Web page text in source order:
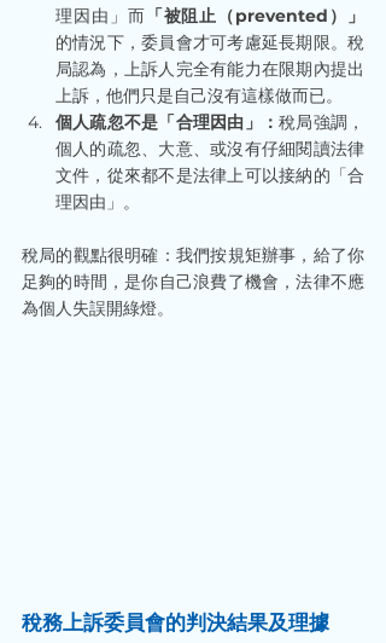
理因由」而 「被阻止（prevented）」
的情況下，委員會才可考慮延長期限。稅
局認為，上訴人完全有能力在限期內提出
上訴，他們只是自己沒有這樣做而已。
個人疏忽不是「合理因由」：稅局強調，
個人的疏忽、大意、或沒有仔細閱讀法律
文件，從來都不是法律上可以接納的「合
理因由」。
稅局的觀點很明確：我們按規矩辦事，給了你
足夠的時間，是你自己浪費了機會，法律不應
為個人失誤開綠燈。
稅務上訴委員會的判決結果及理據